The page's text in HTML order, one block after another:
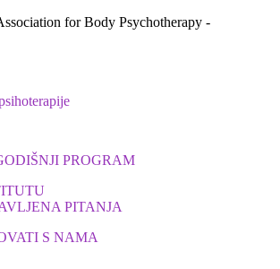
for Body Psychotherapy -
PROGRAM
PITANJA
S NAMA